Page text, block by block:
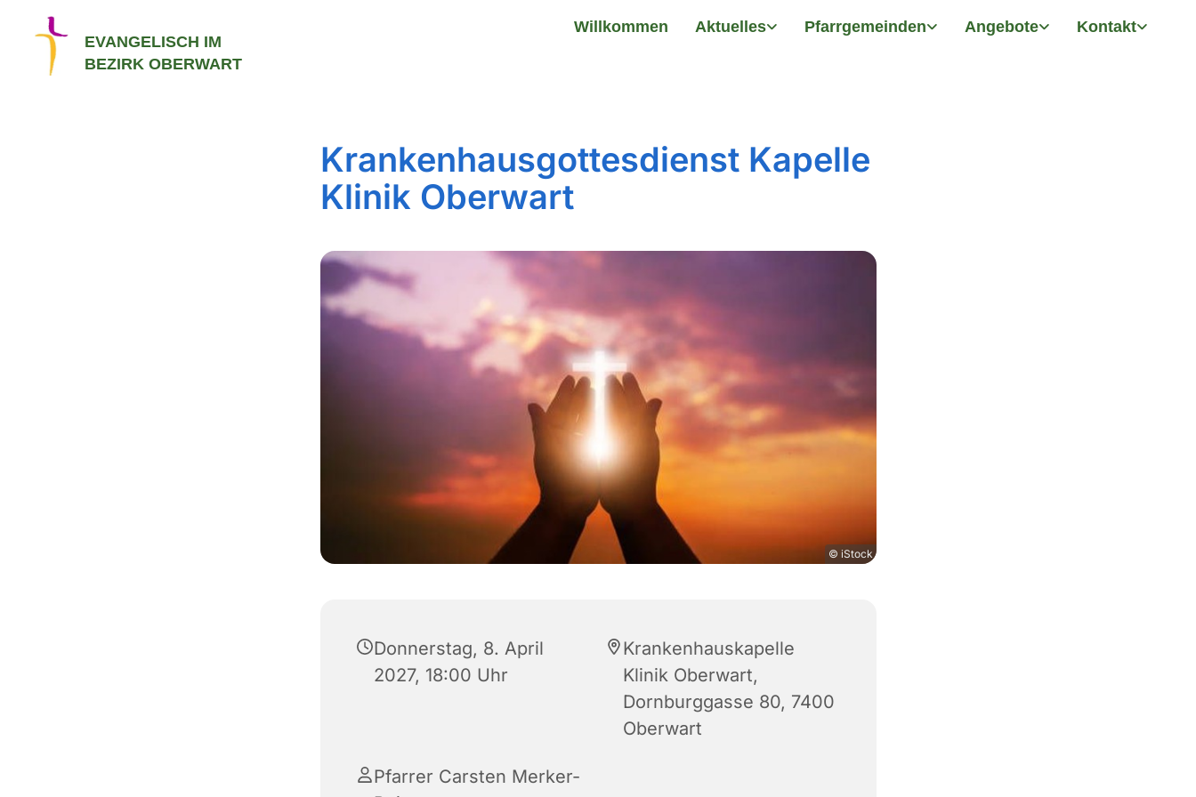
EVANGELISCH IM
BEZIRK OBERWART
Willkommen Aktuelles Pfarrgemeinden Angebote Kontakt
Krankenhausgottesdienst Kapelle
Klinik Oberwart
© iStock
Donnerstag, 8. April
2027, 18:00 Uhr
Krankenhauskapelle
Klinik Oberwart,
Dornburggasse 80, 7400
Oberwart
Pfarrer Carsten Merker-